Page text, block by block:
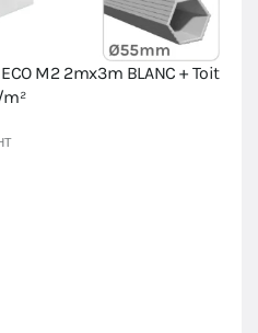
M2 2mx3m BLANC + Toit